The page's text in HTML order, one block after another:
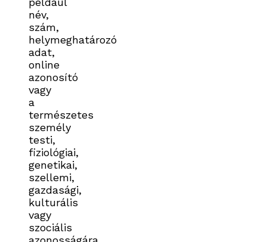
név,
szám,
helymeghatározó
adat,
online
azonosító
vagy
a
természetes
személy
testi,
fiziológiai,
genetikai,
szellemi,
gazdasági,
kulturális
vagy
szociális